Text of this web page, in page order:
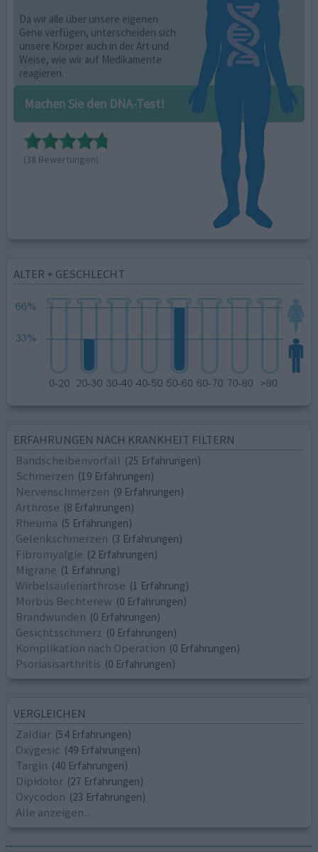
Da wir alle über unsere eigenen
Gene verfügen, unterscheiden sich
unsere Körper auch in der Art und
Weise, wie wir auf Medikamente
reagieren.
Machen Sie den DNA-Test!
(38 Bewertungen)
ALTER + GESCHLECHT
ERFAHRUNGEN NACH KRANKHEIT FILTERN
Bandscheibenvorfall (25 Erfahrungen)
Schmerzen (19 Erfahrungen)
Nervenschmerzen (9 Erfahrungen)
Arthrose (8 Erfahrungen)
Rheuma (5 Erfahrungen)
Gelenkschmerzen (3 Erfahrungen)
Fibromyalgie (2 Erfahrungen)
Migräne (1 Erfahrung)
Wirbelsäulenarthrose (1 Erfahrung)
Morbus Bechterew (0 Erfahrungen)
Brandwunden (0 Erfahrungen)
Gesichtsschmerz (0 Erfahrungen)
Komplikation nach Operation (0 Erfahrungen)
Psoriasisarthritis (0 Erfahrungen)
VERGLEICHEN
Zaldiar (54 Erfahrungen)
Oxygesic (49 Erfahrungen)
Targin (40 Erfahrungen)
Dipidolor (27 Erfahrungen)
Oxycodon (23 Erfahrungen)
Alle anzeigen...